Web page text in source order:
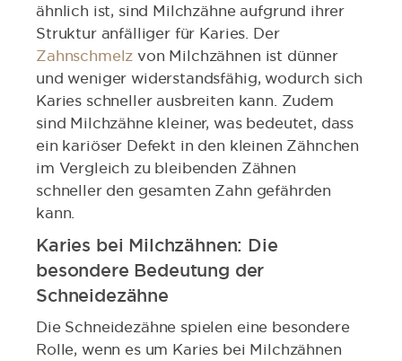
ähnlich ist, sind Milchzähne aufgrund ihrer
Struktur anfälliger für Karies. Der
Zahnschmelz von Milchzähnen ist dünner
und weniger widerstandsfähig, wodurch sich
Karies schneller ausbreiten kann. Zudem
sind Milchzähne kleiner, was bedeutet, dass
ein kariöser Defekt in den kleinen Zähnchen
im Vergleich zu bleibenden Zähnen
schneller den gesamten Zahn gefährden
kann.
Karies bei Milchzähnen: Die
besondere Bedeutung der
Schneidezähne
Die Schneidezähne spielen eine besondere
Rolle, wenn es um Karies bei Milchzähnen